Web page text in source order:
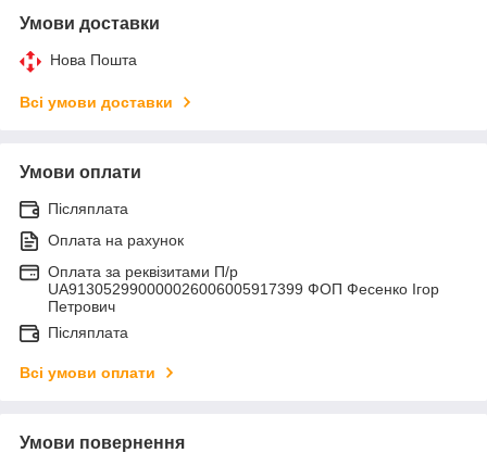
Умови доставки
Нова Пошта
Всі умови доставки
Умови оплати
Післяплата
Оплата на рахунок
Оплата за реквізитами П/р
UA913052990000026006005917399 ФОП Фесенко Ігор
Петрович
Післяплата
Всі умови оплати
Умови повернення